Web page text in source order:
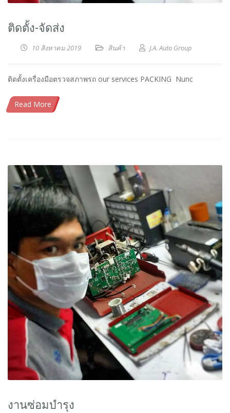
ติดตั้ง-จัดส่ง
10 สิงหาคม 2019 สินค้า J.A. Auto Group
ติดตั้งเครื่องมือตรวจสภาพรถ our services PACKING Nunc
Read More
งานซ่อมบำรุง